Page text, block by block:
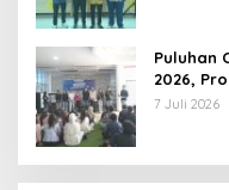
Puluhan
2026,
IIB
7 Juli 2026